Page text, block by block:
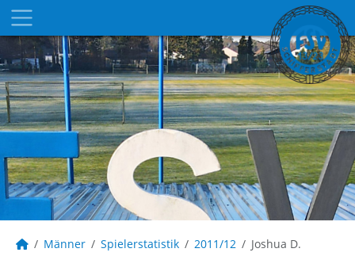
Männer Spielerstatistik 2011/12 Joshua D.